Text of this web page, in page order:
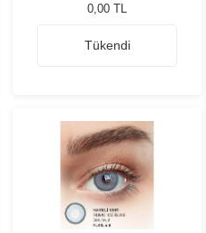
0,00 TL
Tükendi